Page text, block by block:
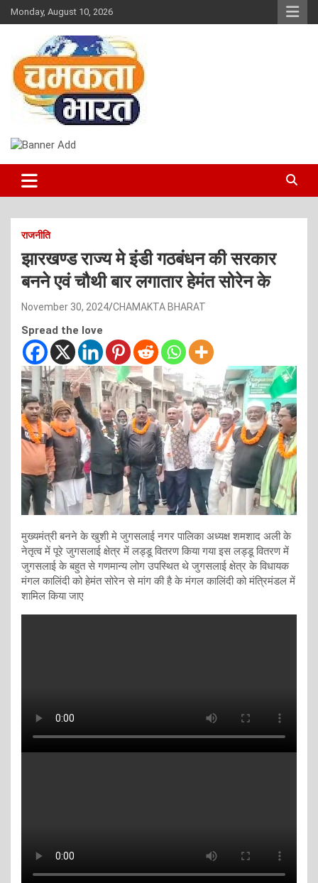
Skip
to
Monday, August 10, 2026
CHAMAKTA BHARAT
राजनीति
झारखण्ड राज्य मे इंडी गठबंधन की सरकार
बनने एवं चौथी बार लगातार हेमंत सोरेन के
November 30, 2024 CHAMAKTA BHARAT
Spread the love
मुख्यमंत्री बनने के खुशी मे जुगसलाई नगर पालिका अध्यक्ष शमशाद अली के
नेतृत्व में पूरे जुगसलाई क्षेत्र में लड्डू वितरण किया गया इस लड्डू वितरण में
जुगसलाई के बहुत से गणमान्य लोग उपस्थित थे जुगसलाई क्षेत्र के विधायक
मंगल कालिंदी को हेमंत सोरेन से मांग की है के मंगल कालिंदी को मंत्रिमंडल में
शामिल किया जाए